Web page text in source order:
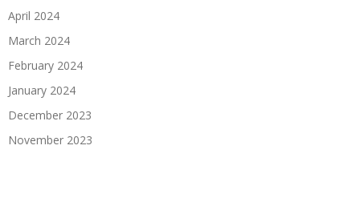
April 2024
March 2024
February 2024
January 2024
December 2023
November 2023